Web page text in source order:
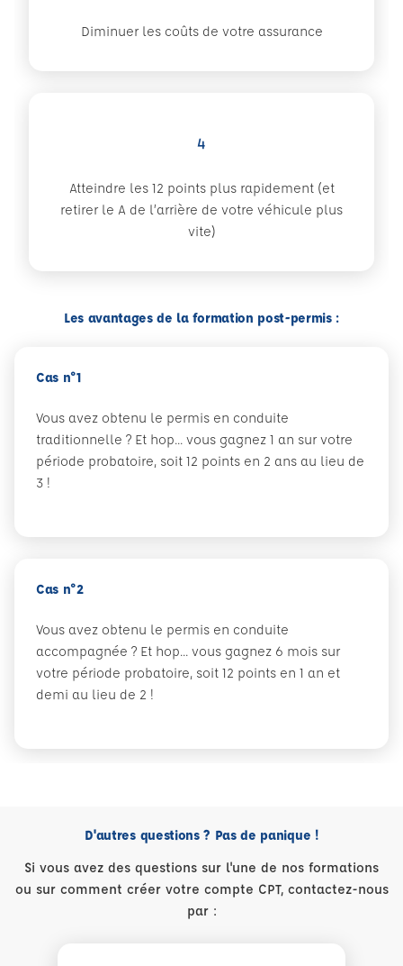
Diminuer les coûts de votre assurance
4
Atteindre les 12 points plus rapidement (et
retirer le A de l’arrière de votre véhicule plus
vite)
Les avantages de la formation post-permis :
Cas n°1
Vous avez obtenu le permis en conduite
traditionnelle ? Et hop... vous gagnez 1 an sur votre
période probatoire, soit 12 points en 2 ans au lieu de
3 !
Cas n°2
Vous avez obtenu le permis en conduite
accompagnée ? Et hop... vous gagnez 6 mois sur
votre période probatoire, soit 12 points en 1 an et
demi au lieu de 2 !
D'autres questions ? Pas de panique !
Si vous avez des questions sur l'une de nos formations
ou sur comment créer votre compte CPT, contactez-nous
par :